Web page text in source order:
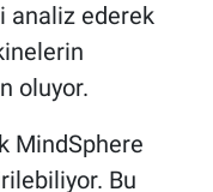
analiz ederek
oluyor.
MindSphere
Bu